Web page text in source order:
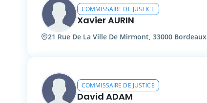
COMMISSAIRE DE JUSTICE
Xavier AURIN
21 Rue De La Ville De Mirmont, 33000 Bordeaux
COMMISSAIRE DE JUSTICE
David ADAM